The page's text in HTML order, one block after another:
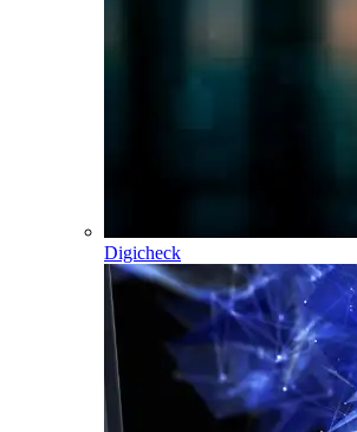
Digicheck